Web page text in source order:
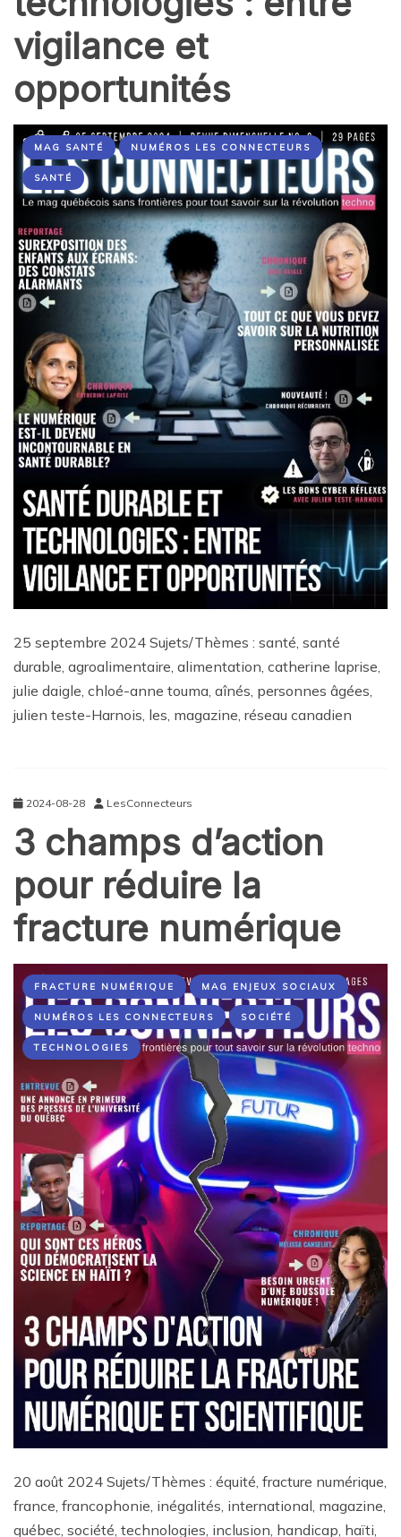
vigilance et
opportunités
MAG SANTÉ NUMÉROS LES CONNECTEURS
SANTÉ
25 septembre 2024 Sujets/Thèmes : santé, santé
durable, agroalimentaire, alimentation, catherine laprise,
julie daigle, chloé-anne touma, aînés, personnes âgées,
julien teste-Harnois, les, magazine, réseau canadien
2024-08-28 LesConnecteurs
3 champs d’action
pour réduire la
fracture numérique
FRACTURE NUMÉRIQUE MAG ENJEUX SOCIAUX
NUMÉROS LES CONNECTEURS SOCIÉTÉ
TECHNOLOGIES
20 août 2024 Sujets/Thèmes : équité, fracture numérique,
france, francophonie, inégalités, international, magazine,
québec, société, technologies, inclusion, handicap, haïti,